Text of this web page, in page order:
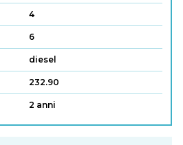
4
6
diesel
232.90
2 anni